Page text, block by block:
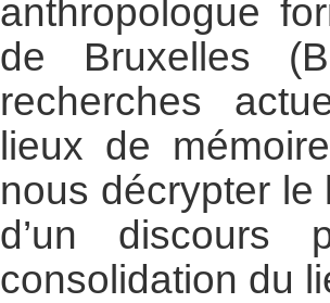
anthropologue
de Bruxelles
recherches
lieux de
nous décrypter
d’un discours
consolidation du